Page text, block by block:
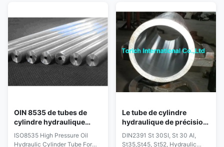
OIN 8535 de tubes de
cylindre hydraulique
d'huile pour l'injection de
carburant à haute
ISO8535 High Pressure Oil
Hydraulic Cylinder Tube For
Le tube de cylindre
hydraulique de précision,
DIN2391 a galvanisé le
tuyau d'acier au carbone
DIN2391 St 30SI, St 30 Al,
St35,St45, St52, Hydraulic